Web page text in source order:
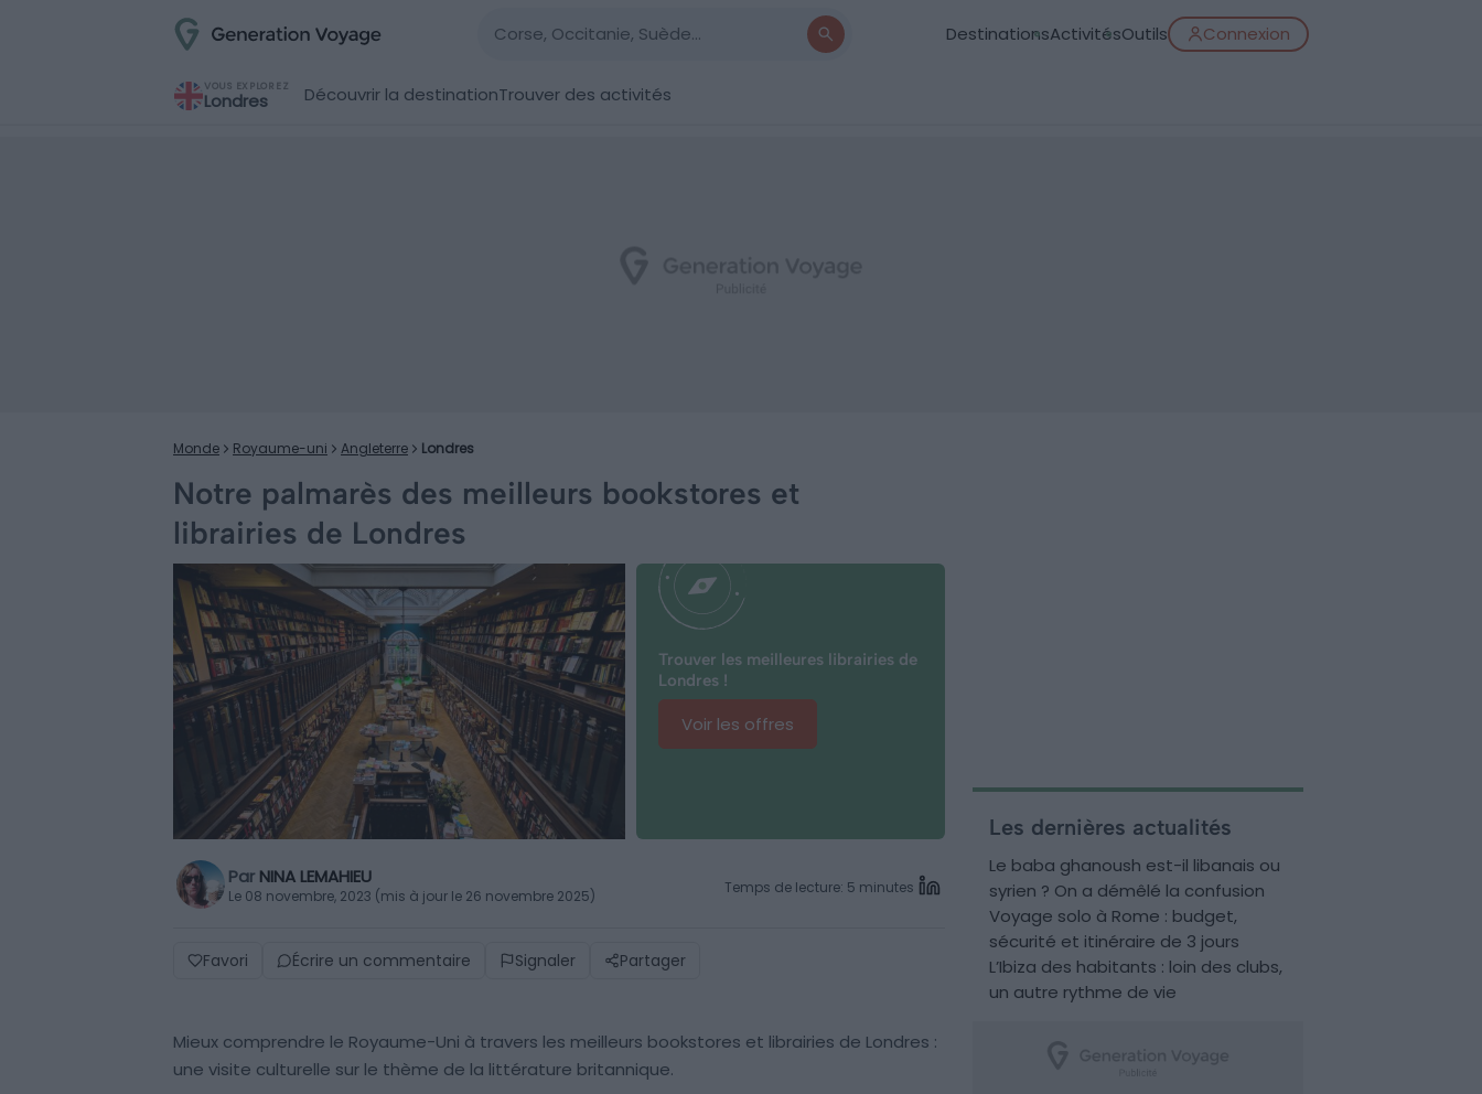
DestinationsActivitésOutils Connexion
VOUS EXPLOREZ
Londres Découvrir la destinationTrouver des activités
Monde Royaume-uni Angleterre Londres
Notre palmarès des meilleurs bookstores et
librairies de Londres
Trouver les meilleures librairies de
Londres !
Voir les offres
Par NINA LEMAHIEU
Le 08 novembre, 2023 (mis à jour le 26 novembre 2025) Temps de lecture: 5 minutes
Favori Écrire un commentaire Signaler Partager
Mieux comprendre le Royaume-Uni à travers les meilleurs bookstores et librairies de Londres :
une visite culturelle sur le thème de la littérature britannique.
Les dernières actualités
Le baba ghanoush est-il libanais ou
syrien ? On a démêlé la confusion
Voyage solo à Rome : budget,
sécurité et itinéraire de 3 jours
L’Ibiza des habitants : loin des clubs,
un autre rythme de vie